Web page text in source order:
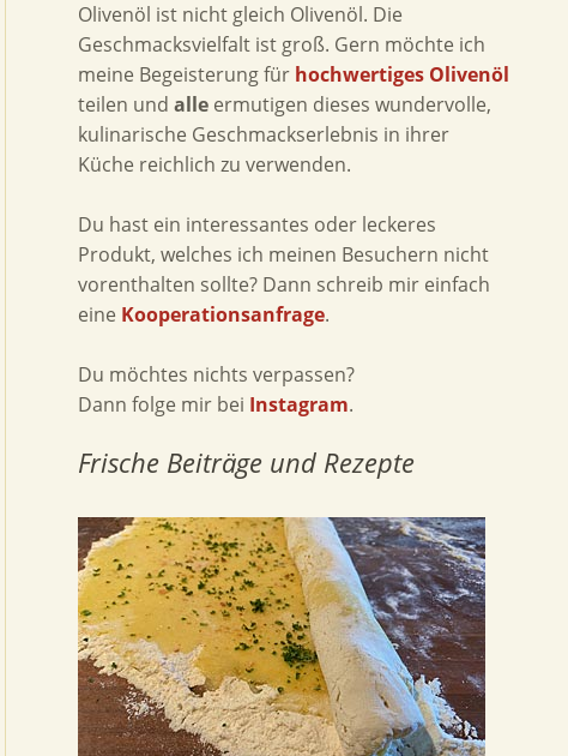
Olivenöl ist nicht gleich Olivenöl. Die
Geschmacksvielfalt ist groß. Gern möchte ich
meine Begeisterung für hochwertiges Olivenöl
teilen und alleermutigen dieses wundervolle,
kulinarische Geschmackserlebnis in ihrer
Küche reichlich zu verwenden.
Du hast ein interessantes oder leckeres
Produkt, welches ich meinen Besuchern nicht
vorenthalten sollte? Dann schreib mir einfach
eine Kooperationsanfrage.
Du möchtes nichts verpassen?
Dann folge mir bei Instagram.
Frische Beiträge und Rezepte